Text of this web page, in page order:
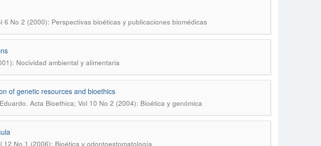
6 No 2 (2000): Perspectivas bioéticas y publicaciones biomédicas
Nocividad ambiental y alimentaria
of genetic resources and bioethics
. Acta Bioethica; Vol 10 No 2 (2004): Bioética y genómica
12 No 1 (2006): Bioética y odontoestomatología